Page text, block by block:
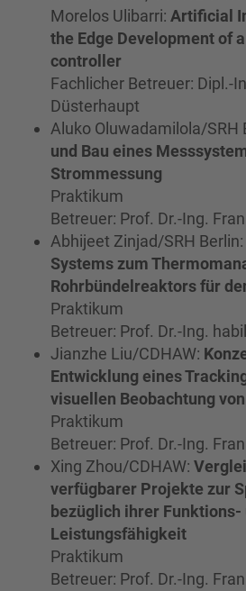
Morelos Ulibarri: Artificial
the Edge Development of
controller
Fachlicher Betreuer: Dipl.-
Düsterhaupt
Aluko Oluwadamilola/SRH
und Bau eines
Strommessung
Praktikum
Betreuer: Prof. Dr.-Ing.
Abhijeet Zinjad/SRH Berlin:
Systems zum
Rohrbündelreaktors für
Praktikum
Betreuer: Prof. Dr.-Ing.
Jianzhe Liu/CDHAW:
Entwicklung eines
visuellen Beobachtung
Praktikum
Betreuer: Prof. Dr.-Ing.
Xing Zhou/CDHAW:
verfügbarer Projekte zur
bezüglich ihrer Funktions-
Leistungsfähigkeit
Praktikum
Betreuer: Prof. Dr.-Ing.